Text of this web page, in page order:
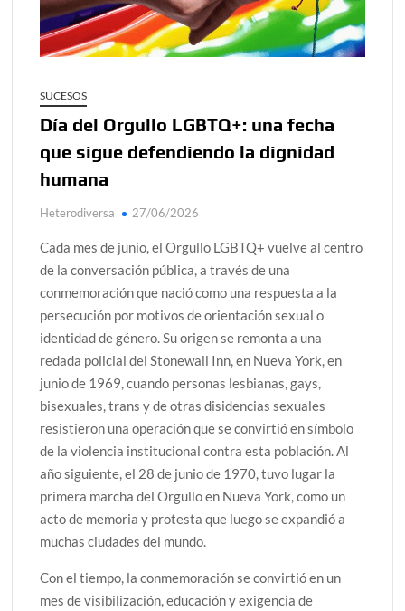
alcanzar
Día de Independencia 2026: de Patria Boba a Colombia
¿Podemos comunicarnos con seres de otros planos o
mundos?
Salud mental digital: cómo frenar la ansiedad que
generan las redes sociales
Denuncia por violencia sexual en Colombia: así avanza
¿Cómo descubrir esa conexión energética de la sexualidad
sagrada?
SUCESOS
Día del Orgullo LGBTQ+: una fecha
que sigue defendiendo la dignidad
humana
Heterodiversa 27/06/2026
Cada mes de junio, el Orgullo LGBTQ+ vuelve al centro
de la conversación pública, a través de una
conmemoración que nació como una respuesta a la
persecución por motivos de orientación sexual o
identidad de género. Su origen se remonta a una
redada policial del Stonewall Inn, en Nueva York, en
junio de 1969, cuando personas lesbianas, gays,
bisexuales, trans y de otras disidencias sexuales
resistieron una operación que se convirtió en símbolo
de la violencia institucional contra esta población. Al
año siguiente, el 28 de junio de 1970, tuvo lugar la
primera marcha del Orgullo en Nueva York, como un
acto de memoria y protesta que luego se expandió a
muchas ciudades del mundo.
Con el tiempo, la conmemoración se convirtió en un
mes de visibilización, educación y exigencia de